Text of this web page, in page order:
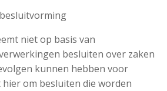
niet op basis van
besluiten over zaken
kunnen hebben voor
om besluiten die worden